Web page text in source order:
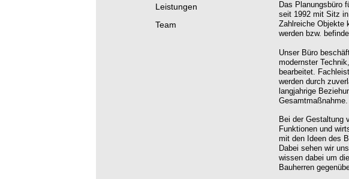
Leistungen
Team
Das Planungsbüro
seit 1992 mit Sitz
Zahlreiche Objekte
werden bzw.
Unser Büro
modernster
bearbeitet.
werden durch
langjahrige
Gesamtmaßnahme.
Bei der Gestaltung
Funktionen und
mit den Ideen des
Dabei sehen wir
wissen dabei um
Bauherren